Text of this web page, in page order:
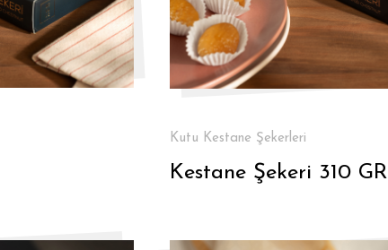
Kutu Kestane Şekerleri
Kestane Şekeri 310 GR